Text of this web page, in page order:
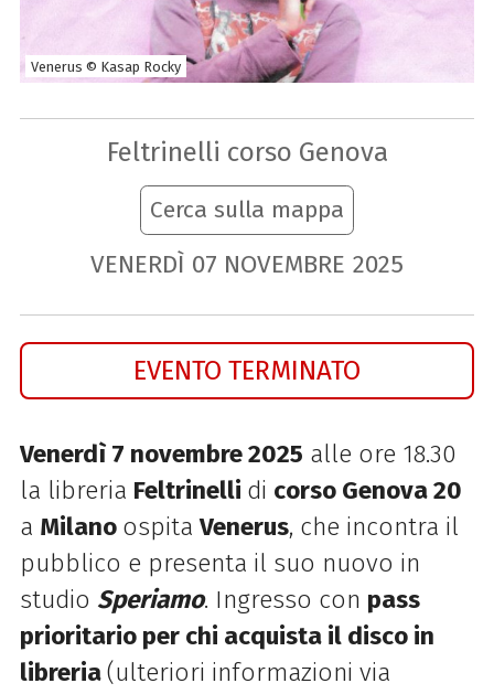
Venerus © Kasap Rocky
Feltrinelli corso Genova
Cerca sulla mappa
VENERDÌ 07 NOVEMBRE 2025
EVENTO TERMINATO
Venerdì 7 novembre 2025 alle ore 18.30
la libreria Feltrinelli di corso Genova 20
a Milano ospitaVenerus, che incontra il
pubblico e presenta il suo nuovo in
studio Speriamo. Ingresso con pass
prioritario per chi acquista il disco in
libreria(ulteriori informazioni via